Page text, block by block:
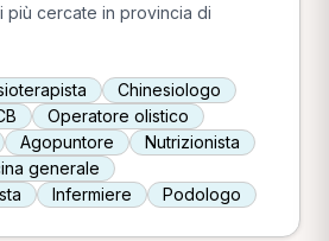
più cercate in provincia di
Chinesiologo
Operatore olistico
Agopuntore
Nutrizionista
generale
Infermiere Podologo